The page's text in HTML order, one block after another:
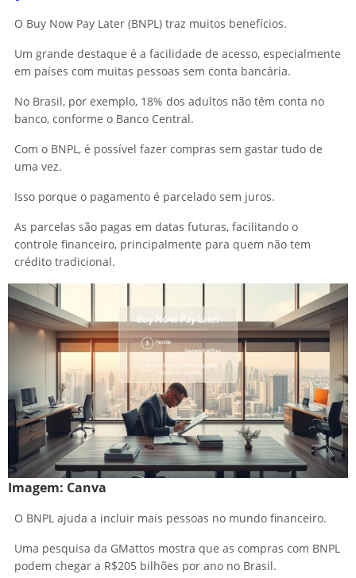
O Buy Now Pay Later (BNPL) traz muitos benefícios.
Um grande destaque é a facilidade de acesso, especialmente
em países com muitas pessoas sem conta bancária.
No Brasil, por exemplo, 18% dos adultos não têm conta no
banco, conforme o Banco Central.
Com o BNPL, é possível fazer compras sem gastar tudo de
uma vez.
Isso porque o pagamento é parcelado sem juros.
As parcelas são pagas em datas futuras, facilitando o
controle financeiro, principalmente para quem não tem
crédito tradicional.
Imagem: Canva
O BNPL ajuda a incluir mais pessoas no mundo financeiro.
Uma pesquisa da GMattos mostra que as compras com BNPL
podem chegar a R$205 bilhões por ano no Brasil.